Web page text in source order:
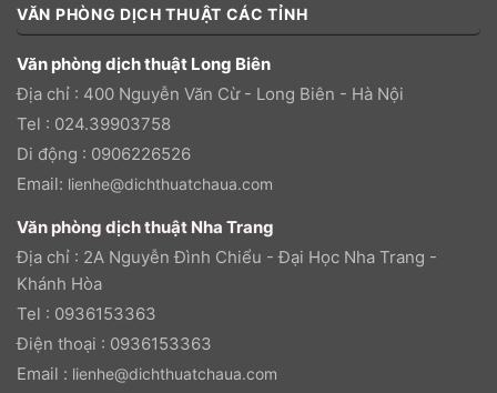
VĂN PHÒNG DỊCH THUẬT CÁC TỈNH
Văn phòng dịch thuật Long Biên
Địa chỉ : 400 Nguyễn Văn Cừ - Long Biên - Hà Nội
Tel : 024.39903758
Di động : 0906226526
Email: lienhe@dichthuatchaua.com
Văn phòng dịch thuật Nha Trang
Địa chỉ : 2A Nguyễn Đình Chiểu - Đại Học Nha Trang -
Khánh Hòa
Tel : 0936153363
Điện thoại : 0936153363
Email : lienhe@dichthuatchaua.com